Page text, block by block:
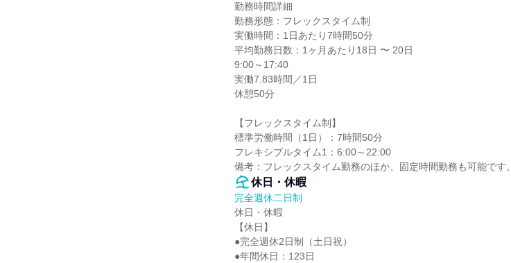
勤務時間詳細
勤務形態：フレックスタイム制
実働時間：1日あたり7時間50分
平均勤務日数：1ヶ月あたり18日 〜 20日
9:00～17:40
実働7.83時間／1日
休憩50分
【フレックスタイム制】
標準労働時間（1日）：7時間50分
フレキシブルタイム1：6:00～22:00
備考：フレックスタイム勤務のほか、固定時間勤務も可能です。
休日・休暇
完全週休二日制
休日・休暇
【休日】
●完全週休2日制（土日祝）
●年間休日：123日